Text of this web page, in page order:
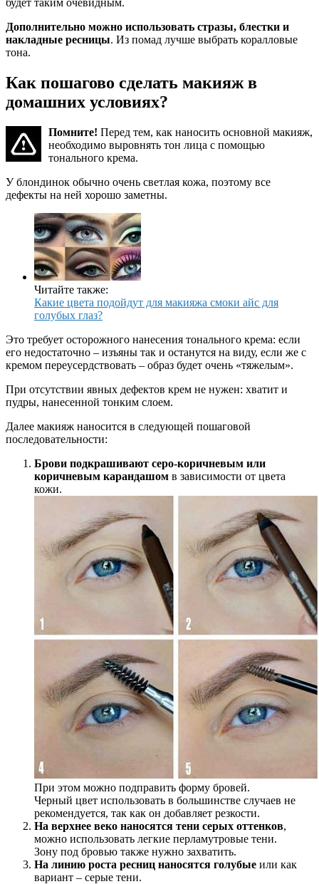
Дополнительно можно использовать стразы, блестки и
накладные ресницы. Из помад лучше выбрать коралловые
тона.
Как пошагово сделать макияж в
домашних условиях?
Помните! Перед тем, как наносить основной макияж,
необходимо выровнять тон лица с помощью
тонального крема.
У блондинок обычно очень светлая кожа, поэтому все
дефекты на ней хорошо заметны.
Читайте также:
Какие цвета подойдут для макияжа смоки айс для
голубых глаз?
Это требует осторожного нанесения тонального крема: если
его недостаточно – изъяны так и останутся на виду, если же с
кремом переусердствовать – образ будет очень «тяжелым».
При отсутствии явных дефектов крем не нужен: хватит и
пудры, нанесенной тонким слоем.
Далее макияж наносится в следующей пошаговой
последовательности:
Брови подкрашивают серо-коричневым или
коричневым карандашом в зависимости от цвета
кожи.
При этом можно подправить форму бровей.
Черный цвет использовать в большинстве случаев не
рекомендуется, так как он добавляет резкости.
На верхнее веко наносятся тени серых оттенков,
можно использовать легкие перламутровые тени.
Зону под бровью также нужно захватить.
На линию роста ресниц наносятся голубые или как
вариант – серые тени.